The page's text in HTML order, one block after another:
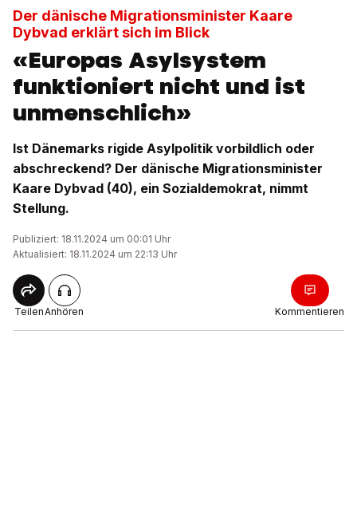
Der dänische Migrationsminister Kaare
Dybvad erklärt sich im Blick
«Europas Asylsystem
funktioniert nicht und ist
unmenschlich»
Ist Dänemarks rigide Asylpolitik vorbildlich oder
abschreckend? Der dänische Migrationsminister
Kaare Dybvad (40), ein Sozialdemokrat, nimmt
Stellung.
Publiziert: 18.11.2024 um 00:01 Uhr
Aktualisiert: 18.11.2024 um 22:13 Uhr
TeilenAnhören Kommentieren